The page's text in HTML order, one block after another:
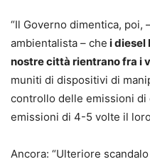
“Il Governo dimentica, poi,
ambientalista – che i diesel
nostre città rientrano fra i
muniti di dispositivi di
controllo delle emissioni di
emissioni di 4-5 volte il
Ancora: “Ulteriore